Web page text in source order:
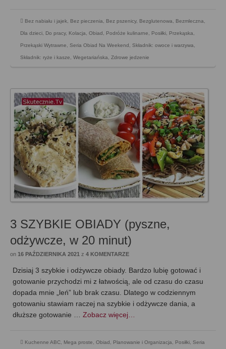
Bez nabiału i jajek Bez pieczenia Bez pszenicy, Bezglutenowa Bezmleczna
Dla dzieci Do pracy, Kolacja Obiad Podróże kulinarne Posiłki Przekąska
Przekąski Wytrawne Seria Obiad Na Weekend Składnik: owoce i warzywa
Składnik: ryże i kasze Wegetariańska Zdrowe jedzenie
3 SZYBKIE OBIADY (pyszne,
odżywcze, w 20 minut)
on 16 PAŹDZIERNIKA 2021 z 4 KOMENTARZE
Dzisiaj 3 szybkie i odżywcze obiady. Bardzo lubię gotować i
gotowanie przychodzi mi z łatwością, ale od czasu do czasu
dopada mnie „leń” lub brak czasu. Dlatego w codziennym
gotowaniu stawiam raczej na szybkie i odżywcze dania, a
dłuższe gotowanie … Zobacz więcej…
Kuchenne ABC, Mega proste, Obiad , Planowanie i Organizacja, Posiłki, Seria